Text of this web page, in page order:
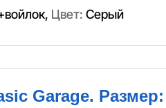
, Цвет: Серый
Garage.